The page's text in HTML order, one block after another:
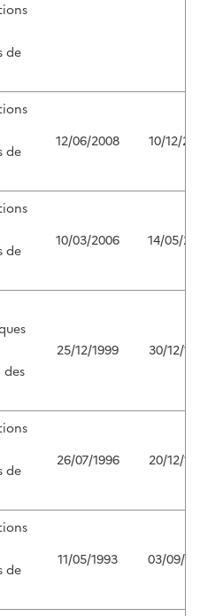
de
de
12/06/2008 10/12/
de
10/03/2006 14/05/
25/12/1999 30/12/
de
26/07/1996 20/12/
de
11/05/1993 03/09/